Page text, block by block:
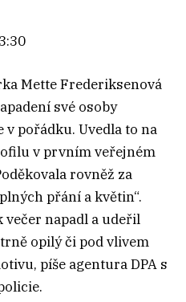
Mette Frederiksenová
své osoby
v pořádku. Uvedla to na
v prvním veřejném
rovněž za
přání a květin“.
napadl a udeřil
opilý či pod vlivem
píše agentura DPA s